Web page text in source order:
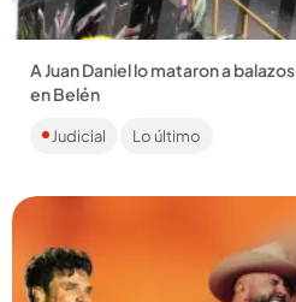
A Juan Daniel lo mataron a
en Belén
El hombre de 23 años se había
regresó y días después fue
Judicial Lo último